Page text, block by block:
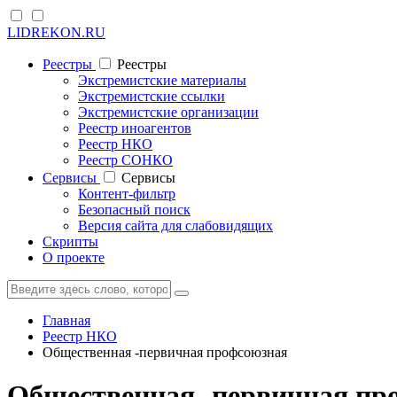
LIDREKON.RU
Реестры
Реестры
Экстремистские материалы
Экстремистские ссылки
Экстремистские организации
Реестр иноагентов
Реестр НКО
Реестр СОНКО
Cервисы
Cервисы
Контент-фильтр
Безопасный поиск
Версия сайта для слабовидящих
Скрипты
О проекте
Главная
Реестр НКО
Общественная -первичная профсоюзная